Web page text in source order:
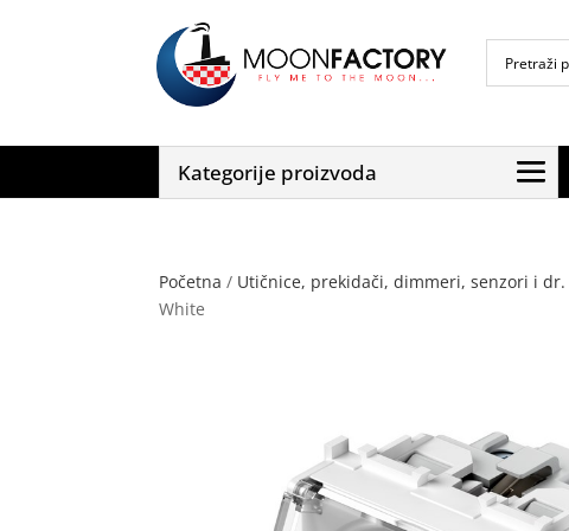
Kategorije proizvoda
Početna / Utičnice, prekidači, dimmeri, senzori i dr.
White